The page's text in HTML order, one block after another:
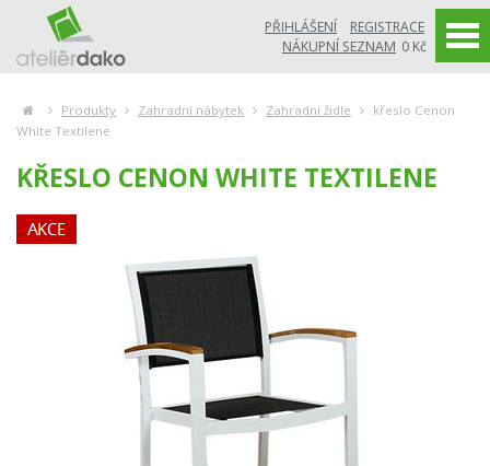
PŘIHLÁŠENÍ
REGISTRACE
NÁKUPNÍ SEZNAM 0 Kč
Produkty Zahradní nábytek Zahradní židle
křeslo Cenon
White Textilene
KŘESLO CENON WHITE TEXTILENE